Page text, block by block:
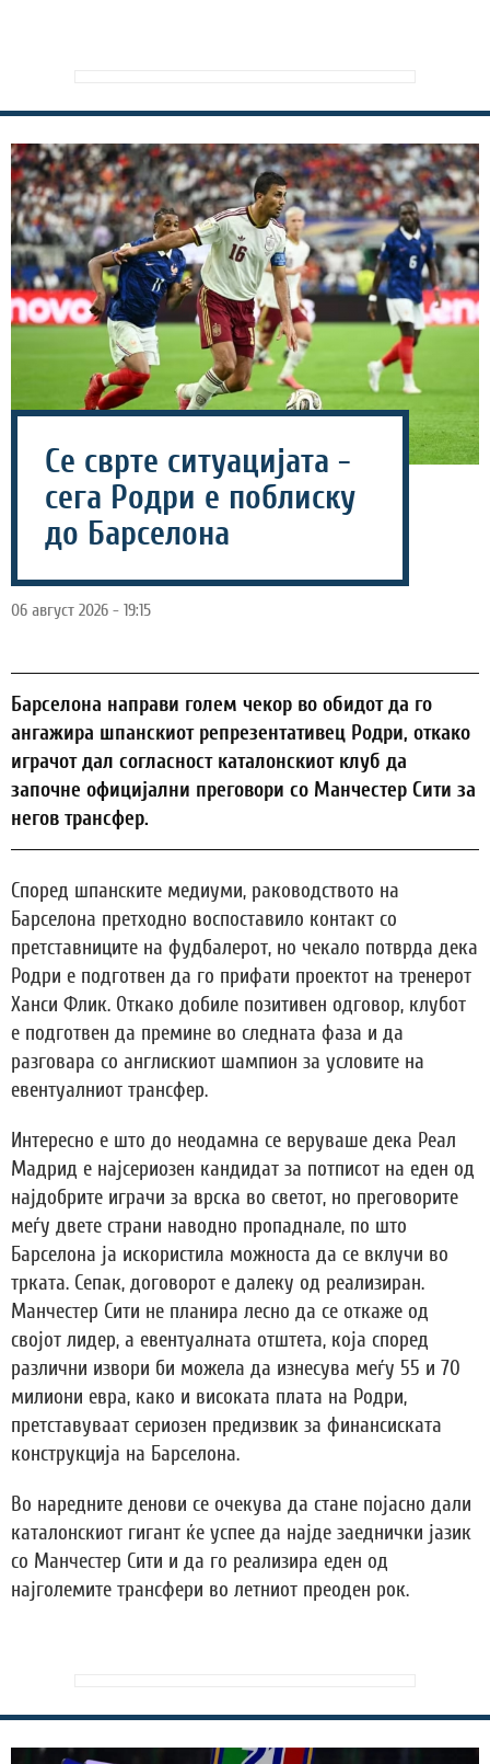
Се сврте ситуацијата -
сега Родри е поблиску
до Барселона
06 август 2026 - 19:15
Барселона направи голем чекор во обидот да го
ангажира шпанскиот репрезентативец Родри, откако
играчот дал согласност каталонскиот клуб да
започне официјални преговори со Манчестер Сити за
негов трансфер.
Според шпанските медиуми, раководството на
Барселона претходно воспоставило контакт со
претставниците на фудбалерот, но чекало потврда дека
Родри е подготвен да го прифати проектот на тренерот
Ханси Флик. Откако добиле позитивен одговор, клубот
е подготвен да премине во следната фаза и да
разговара со англискиот шампион за условите на
евентуалниот трансфер.
Интересно е што до неодамна се веруваше дека Реал
Мадрид е најсериозен кандидат за потписот на еден од
најдобрите играчи за врска во светот, но преговорите
меѓу двете страни наводно пропаднале, по што
Барселона ја искористила можноста да се вклучи во
трката. Сепак, договорот е далеку од реализиран.
Манчестер Сити не планира лесно да се откаже од
својот лидер, а евентуалната отштета, која според
различни извори би можела да изнесува меѓу 55 и 70
милиони евра, како и високата плата на Родри,
претставуваат сериозен предизвик за финансиската
конструкција на Барселона.
Во наредните денови се очекува да стане појасно дали
каталонскиот гигант ќе успее да најде заеднички јазик
со Манчестер Сити и да го реализира еден од
најголемите трансфери во летниот преоден рок.